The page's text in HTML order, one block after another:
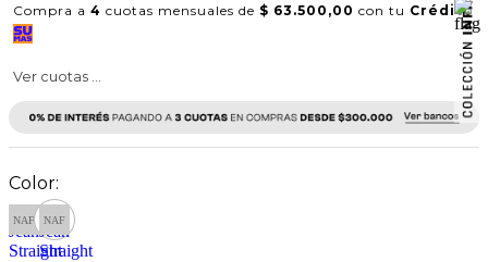
Compra a 4 cuotas mensuales de $ 63.500,00 con tu Crédito
Ver cuotas ...